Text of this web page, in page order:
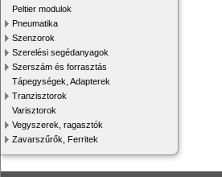
Peltier modulok
Pneumatika
Szenzorok
Szerelési segédanyagok
Szerszám és forrasztás
Tápegységek, Adapterek
Tranzisztorok
Varisztorok
Vegyszerek, ragasztók
Zavarszűrők, Ferritek